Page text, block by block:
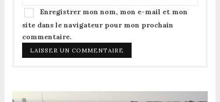
Enregistrer mon nom, mon e-mail et mon
site dans le navigateur pour mon prochain
commentaire.